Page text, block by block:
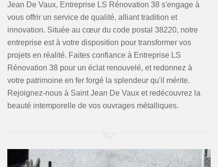
Jean De Vaux, Entreprise LS Rénovation 38 s'engage à
vous offrir un service de qualité, alliant tradition et
innovation. Située au cœur du code postal 38220, notre
entreprise est à votre disposition pour transformer vos
projets en réalité. Faites confiance à Entreprise LS
Rénovation 38 pour un éclat renouvelé, et redonnez à
votre patrimoine en fer forgé la splendeur qu'il mérite.
Rejoignez-nous à Saint Jean De Vaux et redécouvrez la
beauté intemporelle de vos ouvrages métalliques.